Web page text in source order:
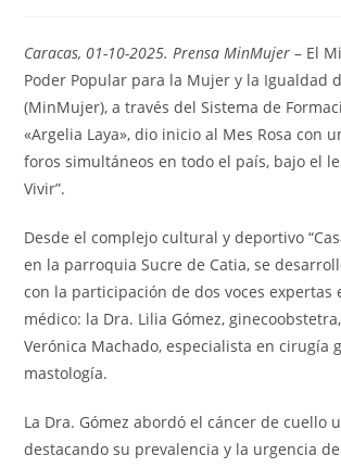
Caracas, 01-10-2025. Prensa MinMujer – El
Poder Popular para la Mujer y la Igualdad
(MinMujer), a través del Sistema de
«Argelia Laya», dio inicio al Mes Rosa con
foros simultáneos en todo el país, bajo el
Vivir”.
Desde el complejo cultural y deportivo
en la parroquia Sucre de Catia, se
con la participación de dos voces expertas
médico: la Dra. Lilia Gómez,
Verónica Machado, especialista en cirugía
mastología.
La Dra. Gómez abordó el cáncer de cuello
destacando su prevalencia y la urgencia